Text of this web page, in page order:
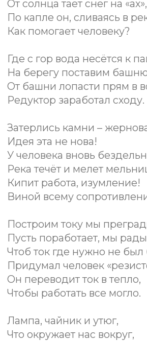
инженерной находчивости, что мы и
развиваем в детях.
времени. Развитие и внедрение
радиоэлектронных компонентов в
повседневную жизнь уже норма. Но
насколько адаптированы под эти
новые вызовы программы обучения
школьников? В конце концов,
справедливо ли начинать знакомить
ребят и девчат с физикой начиная
только с 7 класса. И как в таком
естественным науками?
Наши команды ломают стереотипы и